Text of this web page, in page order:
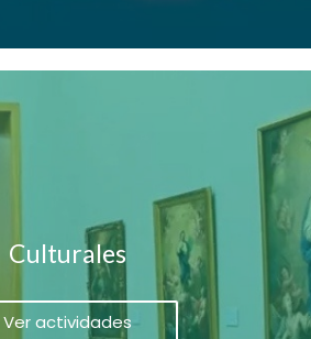
Culturales
Ver actividades